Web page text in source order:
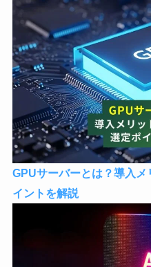
GPUサーバーとは？導入
イントを解説